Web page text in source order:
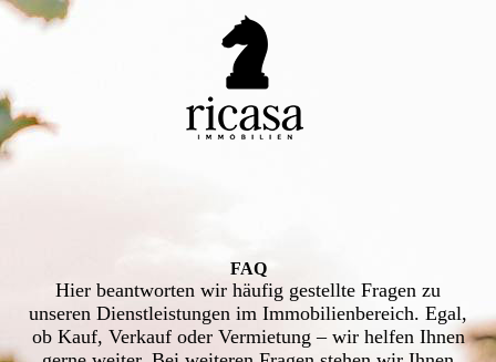
FAQ
Hier beantworten wir häufig gestellte Fragen zu
unseren Dienstleistungen im Immobilienbereich. Egal,
ob Kauf, Verkauf oder Vermietung – wir helfen Ihnen